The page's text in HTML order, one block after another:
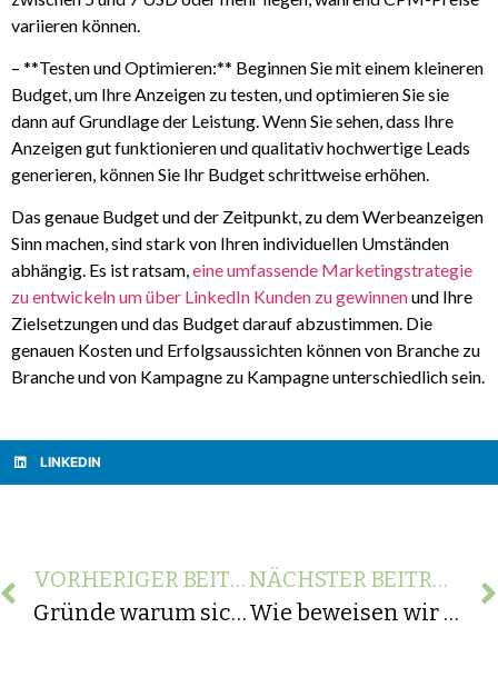
variieren können.
– **Testen und Optimieren:** Beginnen Sie mit einem kleineren
Budget, um Ihre Anzeigen zu testen, und optimieren Sie sie
dann auf Grundlage der Leistung. Wenn Sie sehen, dass Ihre
Anzeigen gut funktionieren und qualitativ hochwertige Leads
generieren, können Sie Ihr Budget schrittweise erhöhen.
Das genaue Budget und der Zeitpunkt, zu dem Werbeanzeigen
Sinn machen, sind stark von Ihren individuellen Umständen
abhängig. Es ist ratsam,eine umfassende Marketingstrategie
zu entwickeln um über LinkedIn Kunden zu gewinnenund Ihre
Zielsetzungen und das Budget darauf abzustimmen. Die
genauen Kosten und Erfolgsaussichten können von Branche zu
Branche und von Kampagne zu Kampagne unterschiedlich sein.
LINKEDIN
VORHERIGER BEITRAG
Gründe warum sich immer weniger Entscheider auf LinkedIn aufhalten?
NÄCHSTER BEITRAG
Wie beweisen wir als Software Agentur, dass wir einen Mehrwert gegenüber internen Softwareentwickler bieten können?